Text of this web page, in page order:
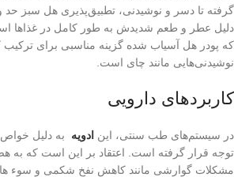
گرفته تا دسر و نوشیدنی، تطبیق‌پذیری هل سبز حد
دلیل عطر و طعم شدیدش به طور کامل در غذاها
که پودر هل آسیاب شده گزینه مناسبی برای ترکیب
نوشیدنی‌هایی مانند چای است.
کاربردهای دارویی
در سیستم‌های طب سنتی، این ادویه
به دلیل خواص
توجه قرار گرفته است. اعتقاد بر این است که به
مشکلات گوارشی مانند کاهش نفخ شکمی و سوء